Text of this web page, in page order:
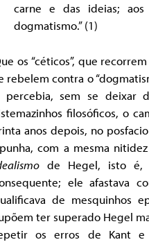
carne e das ideias;
dogmatismo.” (1)
os “céticos”, que
rebelem contra o
percebia, sem se deixar
filosóficos, o
anos depois, no
com a mesma
de Hegel, isto é,
ele afastava
de mesquinhos
ter superado Hegel
os erros de Kant e